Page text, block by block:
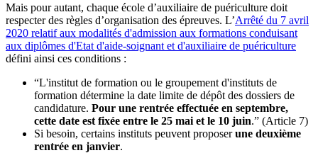
Mais pour autant, chaque école d’auxiliaire de puériculture doit
respecter des règles d’organisation des épreuves. L’Arrêté du 7 avril
2020 relatif aux modalités d'admission aux formations conduisant
aux diplômes d'Etat d'aide-soignant et d'auxiliaire de puériculture
défini ainsi ces conditions :
“L'institut de formation ou le groupement d'instituts de
formation détermine la date limite de dépôt des dossiers de
candidature. Pour une rentrée effectuée en septembre,
cette date est fixée entre le 25 mai et le 10 juin.” (Article 7)
Si besoin, certains instituts peuvent proposerune deuxième
rentrée en janvier.